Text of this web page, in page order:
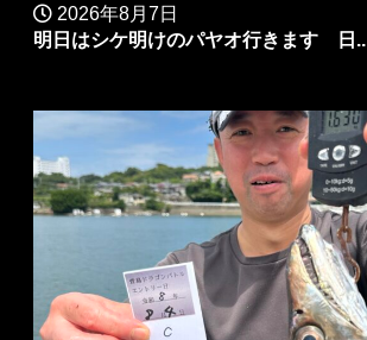
2026年8月7日
明日はシケ明けのパヤオ行きます 日..